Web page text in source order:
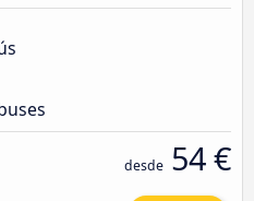
desde 54 €